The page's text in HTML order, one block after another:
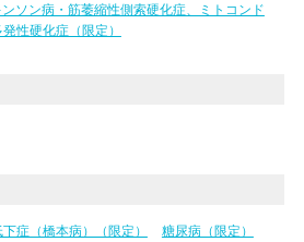
ソン病・筋萎縮性側索硬化症、ミトコンド
発性硬化症（限定）
症（橋本病）（限定）
糖尿病（限定）